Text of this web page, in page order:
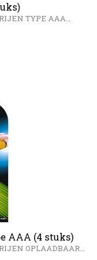
TYPE AAA…
AAA (4 stuks)
OPLAADBAAR…